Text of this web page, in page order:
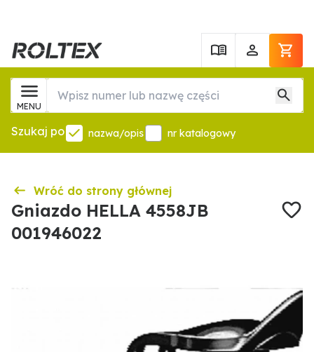
MENU
Szukaj po nazwa/opis nr katalogowy
Wróć do strony głównej
Gniazdo HELLA 4558JB
001946022